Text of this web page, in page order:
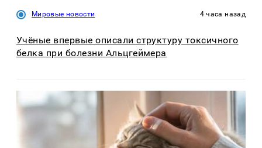
Мировые новости 4 часа назад
Учёные впервые описали структуру токсичного
белка при болезни Альцгеймера